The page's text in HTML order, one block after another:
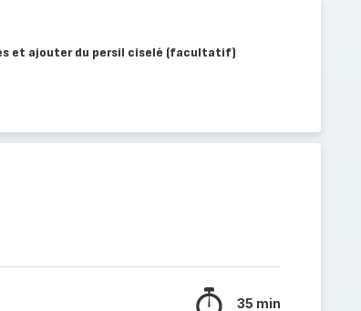
et ajouter du persil ciselé (facultatif)
35 min